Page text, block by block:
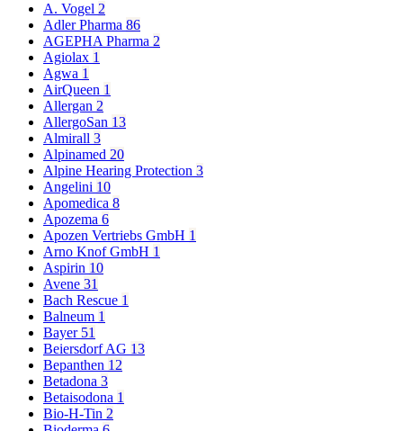
A. Vogel 2
Adler Pharma 86
AGEPHA Pharma 2
Agiolax 1
Agwa 1
AirQueen 1
Allergan 2
AllergoSan 13
Almirall 3
Alpinamed 20
Alpine Hearing Protection 3
Angelini 10
Apomedica 8
Apozema 6
Apozen Vertriebs GmbH 1
Arno Knof GmbH 1
Aspirin 10
Avene 31
Bach Rescue 1
Balneum 1
Bayer 51
Beiersdorf AG 13
Bepanthen 12
Betadona 3
Betaisodona 1
Bio-H-Tin 2